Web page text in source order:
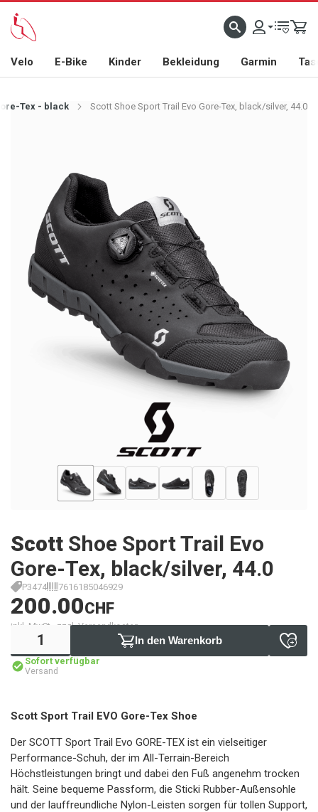
Velo E-Bike Kinder Bekleidung Garmin
Tex - black Scott Shoe Sport Trail Evo Gore-Tex, black/silver, 44.0
Scott Shoe Sport Trail Evo
Gore-Tex, black/silver, 44.0
P3474 7616185046929
200.00CHF
inkl. MwSt., zzgl. Versandkosten
In den Warenkorb
Sofort verfügbar
Versand
Scott Sport Trail EVO Gore-Tex Shoe
Der SCOTT Sport Trail Evo GORE-TEX ist ein vielseitiger
Performance-Schuh, der im All-Terrain-Bereich
Höchstleistungen bringt und dabei den Fuß angenehm trocken
hält. Seine bequeme Passform, die Sticki Rubber-Außensohle
und der lauffreundliche Nylon-Leisten sorgen für tollen Support,